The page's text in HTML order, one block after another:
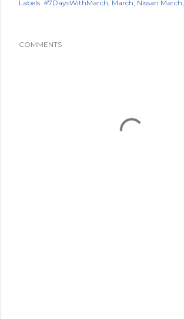
Labels: #7DaysWithMarch March Nissan March
COMMENTS